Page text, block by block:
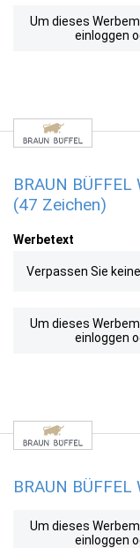
Um dieses
einloggen
BRAUN
(47 Zeichen)
Werbetext
Verpassen Sie
Um dieses
einloggen
BRAUN
Um dieses
einloggen